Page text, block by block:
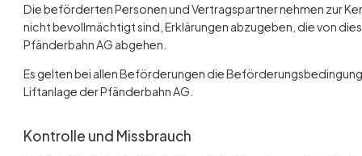
Die beförderten Personen und Vertragspartner nehmen zur
nicht bevollmächtigt sind, Erklärungen abzugeben, die von
Pfänderbahn AG abgehen.
Es gelten bei allen Beförderungen die
Liftanlage der Pfänderbahn AG.
Kontrolle und Missbrauch